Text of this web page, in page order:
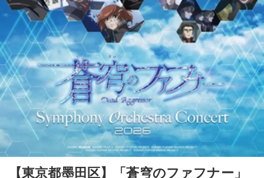
【東京都墨田区】「蒼穹のファフナー」